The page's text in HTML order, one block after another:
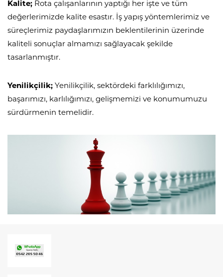
Kalite; Rota çalışanlarının yaptığı her işte ve tüm
değerlerimizde kalite esastır. İş yapış yöntemlerimiz ve
süreçlerimiz paydaşlarımızın beklentilerinin üzerinde
kaliteli sonuçlar almamızı sağlayacak şekilde
tasarlanmıştır.
Yenilikçilik; Yenilikçilik, sektördeki farklılığımızı,
başarımızı, karlılığımızı, gelişmemizi ve konumumuzu
sürdürmenin temelidir.